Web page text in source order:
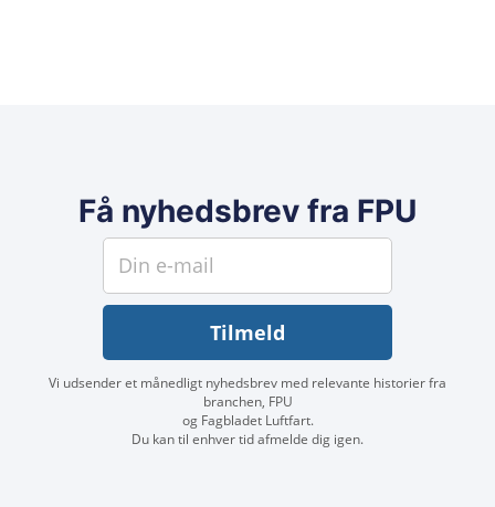
Få nyhedsbrev fra FPU
Vi udsender et månedligt nyhedsbrev med relevante historier fra
branchen, FPU
og Fagbladet Luftfart.
Du kan til enhver tid afmelde dig igen.